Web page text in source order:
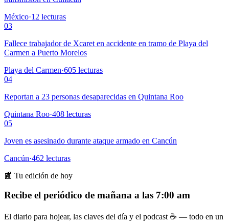
México·12 lecturas
03
Fallece trabajador de Xcaret en accidente en tramo de Playa del
Carmen a Puerto Morelos
Playa del Carmen·605 lecturas
04
Reportan a 23 personas desaparecidas en Quintana Roo
Quintana Roo·408 lecturas
05
Joven es asesinado durante ataque armado en Cancún
Cancún·462 lecturas
📰 Tu edición de hoy
Recibe el periódico de mañana a las 7:00 am
El diario para hojear, las claves del día y el podcast ☕ — todo en un